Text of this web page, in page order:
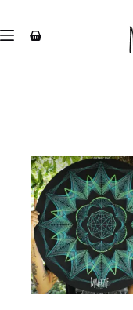
contenidoCarro